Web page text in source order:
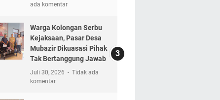
ada komentar
Warga Kolongan Serbu
Kejaksaan, Pasar Desa
Mubazir Dikuasasi Pihak
Tak Bertanggung Jawab
Juli 30, 2026
Tidak ada
komentar